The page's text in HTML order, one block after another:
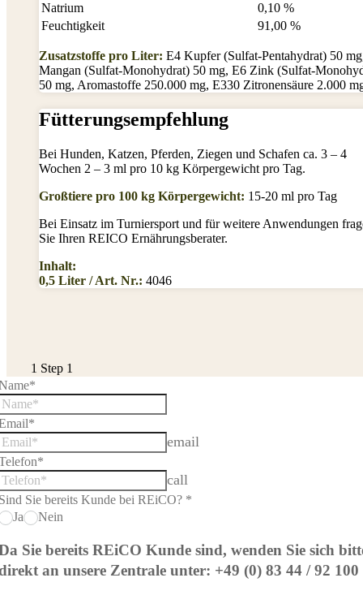
Natrium
0,10 %
Feuchtigkeit
91,00 %
Zusatzstoffe pro Liter: E4 Kupfer (Sulfat-Pentahydrat) 50
Mangan (Sulfat-Monohydrat) 50 mg, E6 Zink (Sulfat-
50 mg, Aromastoffe 250.000 mg, E330 Zitronensäure 2.000
Fütterungsempfehlung
Bei Hunden, Katzen, Pferden, Ziegen und Schafen ca. 3 – 4
Wochen 2 – 3 ml pro 10 kg Körpergewicht pro Tag.
Großtiere pro 100 kg Körpergewicht: 15-20 ml pro Tag
Bei Einsatz im Turniersport und für weitere Anwendungen
Sie Ihren REICO Ernährungsberater.
Inhalt:
0,5 Liter / Art. Nr.: 4046
1 Step 1
email
call
Sie bereits Kunde bei REiCO? *
Ja
Nein
Sie bereits REiCO Kunde sind, wenden Sie sich
an unsere Zentrale unter: +49 (0) 83 44 / 92 100